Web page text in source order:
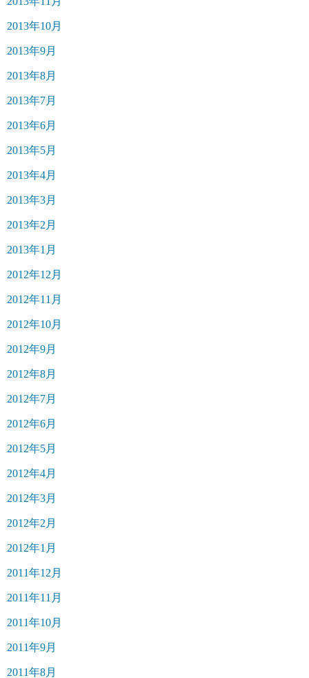
2013年10月
2013年9月
2013年8月
2013年7月
2013年6月
2013年5月
2013年4月
2013年3月
2013年2月
2013年1月
2012年12月
2012年11月
2012年10月
2012年9月
2012年8月
2012年7月
2012年6月
2012年5月
2012年4月
2012年3月
2012年2月
2012年1月
2011年12月
2011年11月
2011年10月
2011年9月
2011年8月